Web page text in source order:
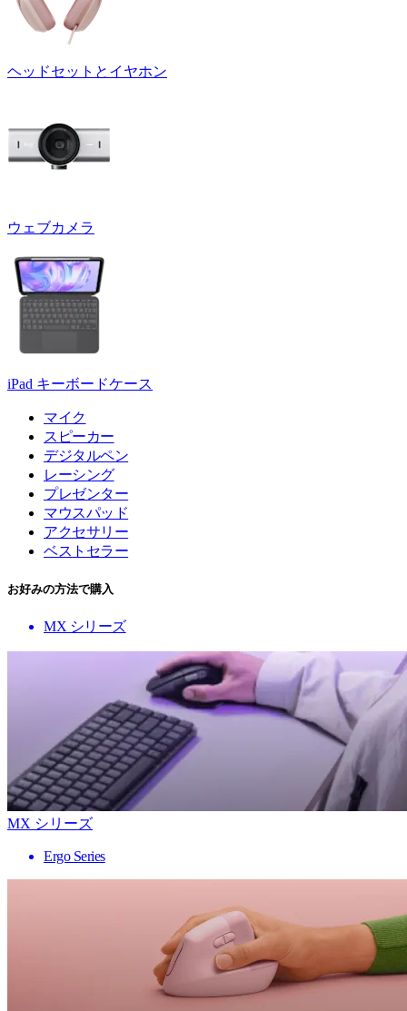
ヘッドセットとイヤホン
ウェブカメラ
iPad キーボードケース
マイク
スピーカー
デジタルペン
レーシング
プレゼンター
マウスパッド
アクセサリー
ベストセラー
お好みの方法で購入
MX シリーズ
MX シリーズ
Ergo Series